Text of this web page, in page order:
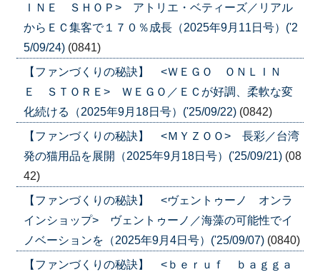
ＩＮＥ ＳＨＯＰ> アトリエ・ベティーズ／リアル
からＥＣ集客で１７０％成長（2025年9月11日号）('2
5/09/24) (0841)
【ファンづくりの秘訣】 <ＷＥＧＯ ＯＮＬＩＮ
Ｅ ＳＴＯＲＥ> ＷＥＧＯ／ＥＣが好調、柔軟な変
化続ける（2025年9月18日号）('25/09/22) (0842)
【ファンづくりの秘訣】 <ＭＹＺＯＯ> 長彩／台湾
発の猫用品を展開（2025年9月18日号）('25/09/21) (08
42)
【ファンづくりの秘訣】 <ヴェントゥーノ オンラ
インショップ> ヴェントゥーノ／海藻の可能性でイ
ノベーションを（2025年9月4日号）('25/09/07) (0840)
【ファンづくりの秘訣】 <ｂｅｒｕｆ ｂａｇｇａ